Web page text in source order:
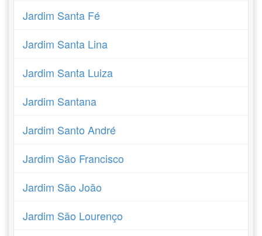
Jardim Santa Fé
Jardim Santa Lina
Jardim Santa Luiza
Jardim Santana
Jardim Santo André
Jardim São Francisco
Jardim São João
Jardim São Lourenço